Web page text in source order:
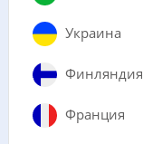
Украина
Финляндия
Франция